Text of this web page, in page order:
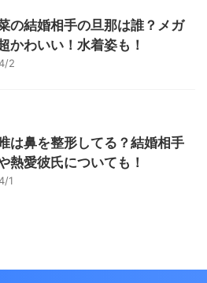
の結婚相手の旦那は誰？メガ
かわいい！水着姿も！
2
は鼻を整形してる？結婚相手
熱愛彼氏についても！
1